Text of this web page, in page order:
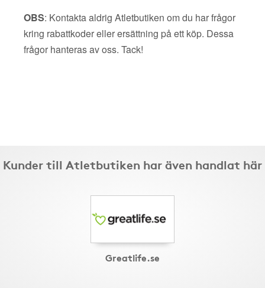
OBS: Kontakta aldrig Atletbutiken om du har frågor
kring rabattkoder eller ersättning på ett köp. Dessa
frågor hanteras av oss. Tack!
Kunder till Atletbutiken har även handlat här
Greatlife.se